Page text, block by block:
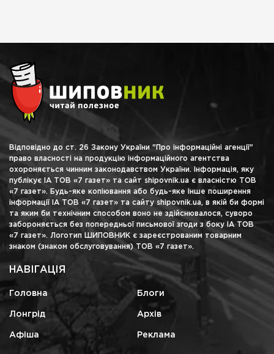
Відповідно до ст. 26 Закону України "Про інформаційні агенції"
право власності на продукцію інформаційного агентства
охороняється чинним законодавством України. Інформація, яку
публікує ІА ТОВ «7 газет» та сайт shipovnik.ua є власністю ТОВ
«7 газет». Будь-яке копіювання або будь-яке інше поширення
інформації ІА ТОВ «7 газет» та сайту shipovnik.ua, в якій би формі
та яким би технічним способом воно не здійснювалося, суворо
забороняється без попередньої письмової згоди з боку ІА ТОВ
«7 газет». Логотип ШИПОВНИК є зареєстрованим товарним
знаком (знаком обслуговування) ТОВ «7 газет».
НАВІГАЦІЯ
Головна Блоги
Лонгрід Архів
Афіша Реклама